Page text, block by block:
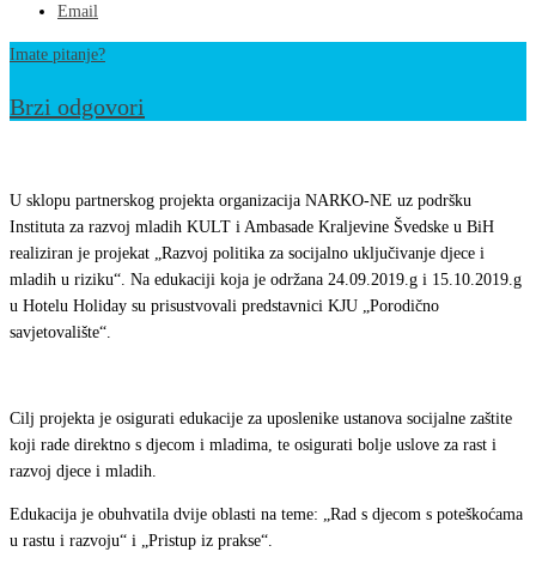
Email
Imate pitanje?
Brzi odgovori
politika
za
socijalno
uključivanje
djece
u
riziku“
U sklopu partnerskog projekta organizacija NARKO-NE uz podršku
Instituta za razvoj mladih KULT i Ambasade Kraljevine Švedske u BiH
realiziran je projekat „Razvoj politika za socijalno uključivanje djece i
mladih u riziku“. Na edukaciji koja je održana 24.09.2019.g i 15.10.2019.g
u Hotelu Holiday su prisustvovali predstavnici KJU „Porodično
savjetovalište“.
Cilj projekta je osigurati edukacije za uposlenike ustanova socijalne zaštite
koji rade direktno s djecom i mladima, te osigurati bolje uslove za rast i
razvoj djece i mladih.
Edukacija je obuhvatila dvije oblasti na teme: „Rad s djecom s poteškoćama
u rastu i razvoju“ i „Pristup iz prakse“.